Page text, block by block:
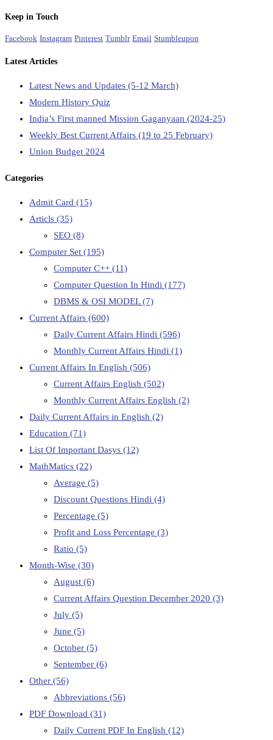
Keep in Touch
Facebook Instagram Pinterest Tumblr Email Stumbleupon
Latest Articles
Latest News and Updates (5-12 March)
Modern History Quiz
India’s First manned Mission Gaganyaan (2024-25)
Weekly Best Current Affairs (19 to 25 February)
Union Budget 2024
Categories
Admit Card (15)
Articls (35)
SEO (8)
Computer Set (195)
Computer C++ (11)
Computer Question In Hindi (177)
DBMS & OSI MODEL(7)
Current Affairs (600)
Daily Current Affairs Hindi (596)
Monthly Current Affairs Hindi (1)
Current Affairs In English (506)
Current Affairs English (502)
Monthly Current Affairs English (2)
Daily Current Affairs in English (2)
Education (71)
List Of Important Dasys (12)
MathMatics (22)
Average (5)
Discount Questions Hindi (4)
Percentage (5)
Profit and Loss Percentage (3)
Ratio (5)
Month-Wise (30)
August (6)
Current Affairs Question December 2020 (3)
July (5)
June (5)
October (5)
September (6)
Other (56)
Abbreviations (56)
PDF Download (31)
Daily Current PDF In English (12)